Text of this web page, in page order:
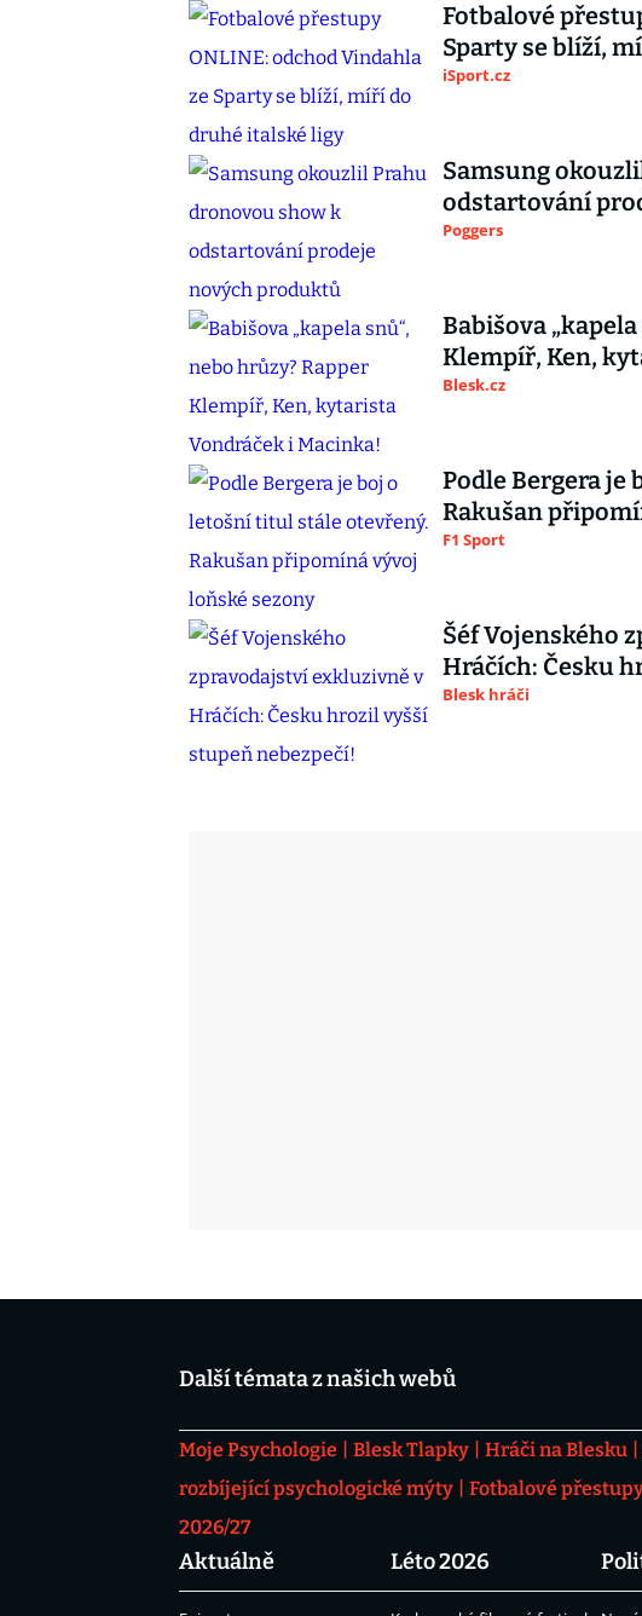
Fotbalové
Sparty se blíží,
iSport.cz
Samsung
odstartování
Poggers
Babišova
Klempíř, Ken,
Blesk.cz
Podle Bergera
Rakušan
F1 Sport
Šéf Vojenského
Hráčích: Česku
Blesk hráči
Další témata z našich webů
Moje Psychologie Blesk Tlapky Hráči na Blesku
rozbíjející psychologické mýty
Fotbalové
2026/27
Aktuálně Léto 2026